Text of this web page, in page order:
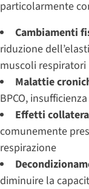
particolarmente
Cambiamenti
riduzione
muscoli respiratori
Malattie
BPCO,
Effetti
comunemente
respirazione
diminuire la